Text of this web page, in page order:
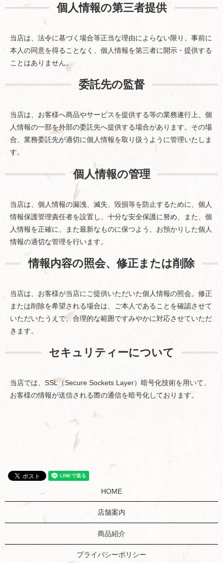
個人情報の第三者提供
当店は、法令に基づく場合等正当な理由によらない限り、事前に
本人の同意を得ることなく、個人情報を第三者に開示・提供する
ことはありません。
委託先の監督
当店は、お客様へ商品やサービスを提供する等の業務遂行上、個
人情報の一部を外部の委託先へ提供する場合があります。その場
合、業務委託先が適切に個人情報を取り扱うように管理いたしま
す。
個人情報の管理
当店は、個人情報の漏洩、滅失、毀損等を防止するために、個人
情報保護管理責任者を設置し、十分な安全保護に努め、また、個
人情報を正確に、また最新なものに保つよう、お預かりした個人
情報の適切な管理を行います。
情報内容の照会、修正または削除
当店は、お客様が当店にご提供いただいた個人情報の照会、修正
または削除を希望される場合は、ご本人であることを確認させて
いただいたうえで、合理的な範囲ですみやかに対応させていただ
きます。
セキュリティーについて
当店では、SSL（Secure Sockets Layer）暗号化技術を用いて、
お客様の情報が送信される際の通信を暗号化しております。
HOME
店舗案内
商品紹介
プライバシーポリシー